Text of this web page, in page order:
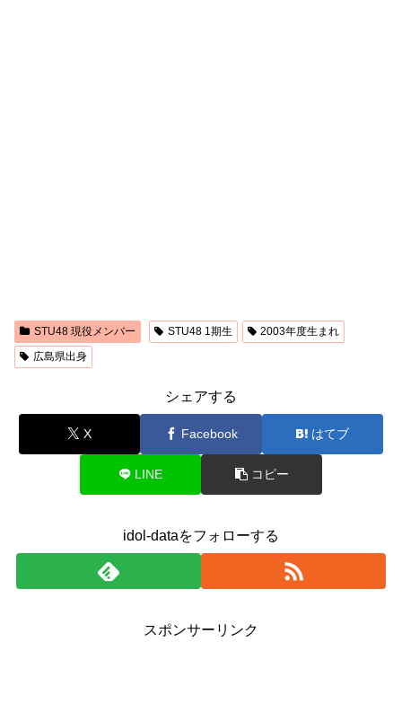
STU48 現役メンバー STU48 1期生
2003年度生まれ
広島県出身
シェアする
X Facebook はてブ
LINE コピー
idol-dataをフォローする
スポンサーリンク